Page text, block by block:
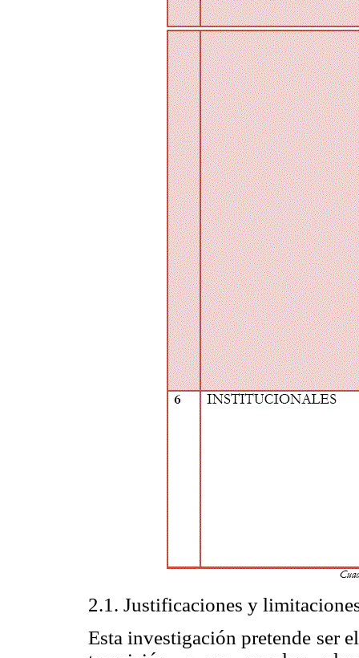
2.1. Justificaciones y
Esta investigación pretende ser